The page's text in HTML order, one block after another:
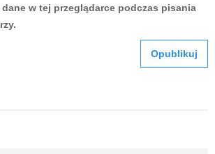
w tej przeglądarce podczas pisania